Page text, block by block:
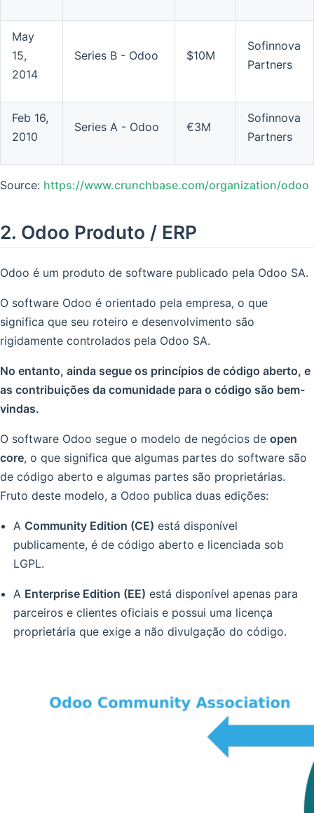
May
15,
2014
Series B - Odoo $10M
Sofinnova
Partners
Feb 16,
2010
Series A - Odoo €3M
Sofinnova
Partners
Source: https://www.crunchbase.com/organization/odoo
2. Odoo Produto / ERP
Odoo é um produto de software publicado pela Odoo SA.
O software Odoo é orientado pela empresa, o que
significa que seu roteiro e desenvolvimento são
rigidamente controlados pela Odoo SA.
No entanto, ainda segue os princípios de código aberto, e
as contribuições da comunidade para o código são bem-
vindas.
O software Odoo segue o modelo de negócios de open
core, o que significa que algumas partes do software são
de código aberto e algumas partes são proprietárias.
Fruto deste modelo, a Odoo publica duas edições:
A Community Edition (CE) está disponível
publicamente, é de código aberto e licenciada sob
LGPL.
A Enterprise Edition (EE) está disponível apenas para
parceiros e clientes oficiais e possui uma licença
proprietária que exige a não divulgação do código.